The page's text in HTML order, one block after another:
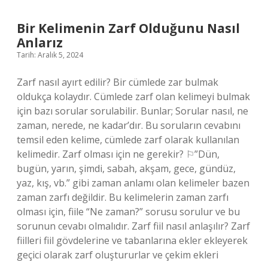
Bir Kelimenin Zarf Olduğunu Nasıl
Anlarız
Tarih: Aralık 5, 2024
Zarf nasıl ayırt edilir? Bir cümlede zar bulmak
oldukça kolaydır. Cümlede zarf olan kelimeyi bulmak
için bazı sorular sorulabilir. Bunlar; Sorular nasıl, ne
zaman, nerede, ne kadar’dır. Bu soruların cevabını
temsil eden kelime, cümlede zarf olarak kullanılan
kelimedir. Zarf olması için ne gerekir? ⚐”Dün,
bugün, yarın, şimdi, sabah, akşam, gece, gündüz,
yaz, kış, vb.” gibi zaman anlamı olan kelimeler bazen
zaman zarfı değildir. Bu kelimelerin zaman zarfı
olması için, fiile “Ne zaman?” sorusu sorulur ve bu
sorunun cevabı olmalıdır. Zarf fiil nasıl anlaşılır? Zarf
fiilleri fiil gövdelerine ve tabanlarına ekler ekleyerek
geçici olarak zarf oluştururlar ve çekim ekleri